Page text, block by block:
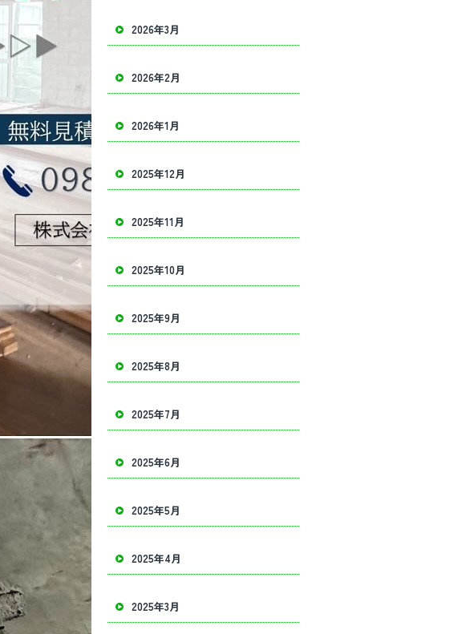
2026年3月
2026年2月
2026年1月
2025年12月
2025年11月
2025年10月
2025年9月
2025年8月
2025年7月
2025年6月
2025年5月
2025年4月
2025年3月